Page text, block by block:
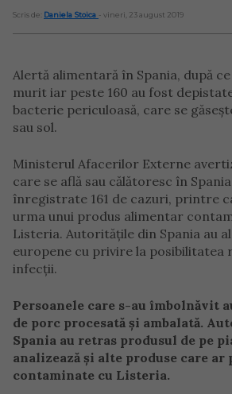
Scris de: Daniela Stoica - vineri, 23 august 2019
Alertă alimentară în Spania, după
murit iar peste 160 au fost
bacterie periculoasă, care se
sau sol.
Ministerul Afacerilor Externe
care se află sau călătoresc în
înregistrate 161 de cazuri, printre
urma unui produs alimentar
Listeria. Autoritățile din Spania au
europene cu privire la posibilitatea
infecţii.
Persoanele care s-au îmbolnăvit
de porc procesată şi ambalată.
Spania au retras produsul de pe
analizează şi alte produse care ar
contaminate cu Listeria.